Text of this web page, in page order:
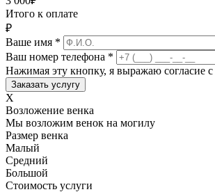
Итого к оплате
₽
Ваше имя *
Ваш номер телефона *
Нажимая эту кнопку, я выражаю согласие с
X
Возложение венка
Мы возложим венок на могилу
Размер венка
Малый
Средний
Большой
Стоимость услуги